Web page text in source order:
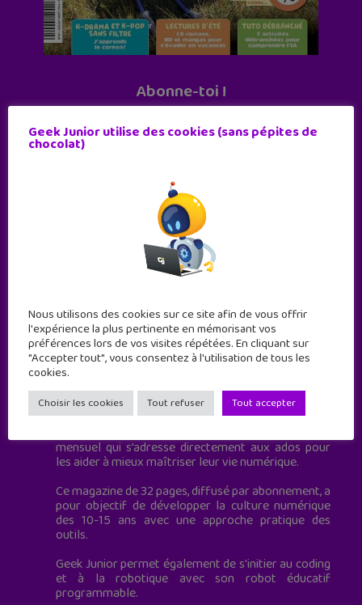
Abonne-toi !
Geek Junior est le premier site de culture numérique
à destination des adolescents.
mensuel qui s’adresse directement aux ados pour
les aider à mieux maîtriser leur vie numérique.
Ce magazine de 32 pages, diffusé par abonnement, a
pour objectif de développer la culture numérique
des 10-15 ans avec une approche pratique des
outils.
Geek Junior permet également de s'initier au coding
et à la robotique avec son robot éducatif
programmable.
Geek Junior utilise des cookies (sans pépites de
chocolat)
Nous utilisons des cookies sur ce site afin de vous offrir
l'expérience la plus pertinente en mémorisant vos
préférences lors de vos visites répétées. En cliquant sur
"Accepter tout", vous consentez à l'utilisation de tous les
cookies.
Choisir les cookies Tout refuser Tout accepter